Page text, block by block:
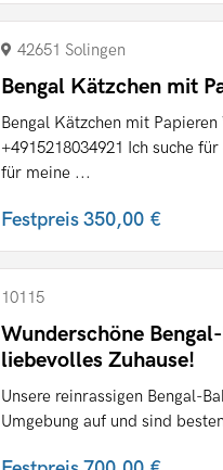
42651 Solingen
Bengal Kätzchen mit
Bengal Kätzchen mit
+4915218034921 Ich suche
für meine ...
Festpreis350,00 €
10115
Wunderschöne
liebevolles Zuhause!
Unsere reinrassigen Bengal-
Umgebung auf und sind